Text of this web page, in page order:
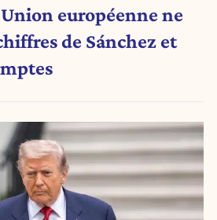
européenne ne
de Sánchez et